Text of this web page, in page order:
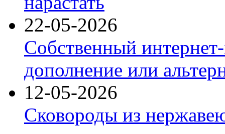
22-05-2026
Собственный
дополнение или
12-05-2026
Сковороды из